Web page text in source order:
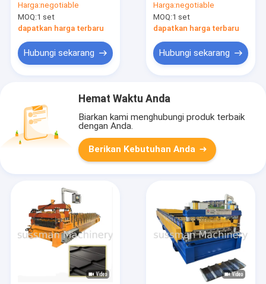
Forming Machine
untuk atap yang
tahan lama
Harga:negotiable
MOQ:1 set
dapatkan harga terbaru
Hubungi sekarang
Forming Machine
Dengan Kecepatan
Kerja 5-6
Harga:negotiable
MOQ:1 set
dapatkan harga terbaru
Hubungi sekarang
Hemat Waktu Anda
Biarkan kami menghubungi produk terbaik
dengan Anda.
Berikan Kebutuhan Anda